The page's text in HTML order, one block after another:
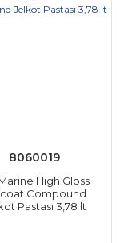
8060019
High Gloss
Compound
Pastası 3,78 lt